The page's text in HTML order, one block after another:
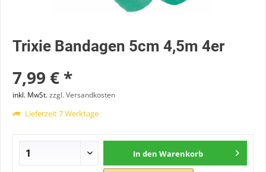
Trixie Bandagen 5cm 4,5m 4er
7,99 € *
inkl. MwSt.zzgl. Versandkosten
Lieferzeit 7 Werktage
In den Warenkorb